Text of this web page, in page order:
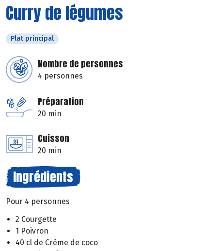
Curry de légumes
Plat principal
Nombre de personnes
4 personnes
Préparation
20 min
Cuisson
20 min
Ingrédients
Pour 4 personnes
2 Courgette
1 Poivron
40 cl de Crème de coco